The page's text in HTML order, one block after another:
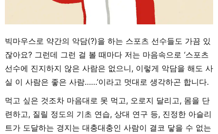
빅마우스로 약간의 악담(?)을 하는 스포츠 선수들도 가끔 있
잖아요? 그런데 그런 걸 볼 때마다 저는 마음속으로 ‘스포츠
선수에 진지하지 않은 사람은 없으니, 이렇게 악담을 해도 사
실 이 사람은 좋은 사람……’이라고 멋대로 생각하곤 합니다.
먹고 싶은 것조차 마음대로 못 먹고, 오로지 달리고, 몸을 단
련하고, 질릴 정도의 기초 연습, 상대 연구 등, 진정한 아슬리
트가 도달하는 경지는 대충대충인 사람이 결코 닿을 수 없는